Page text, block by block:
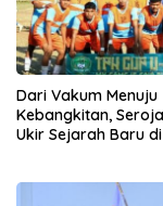
Dari Vakum Menuju
Kebangkitan,
Ukir Sejarah Baru di